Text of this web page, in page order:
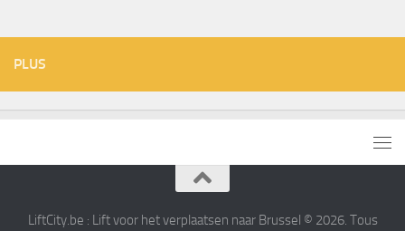
PLUS
LiftCity.be : Lift voor het verplaatsen naar Brussel © 2026. Tous